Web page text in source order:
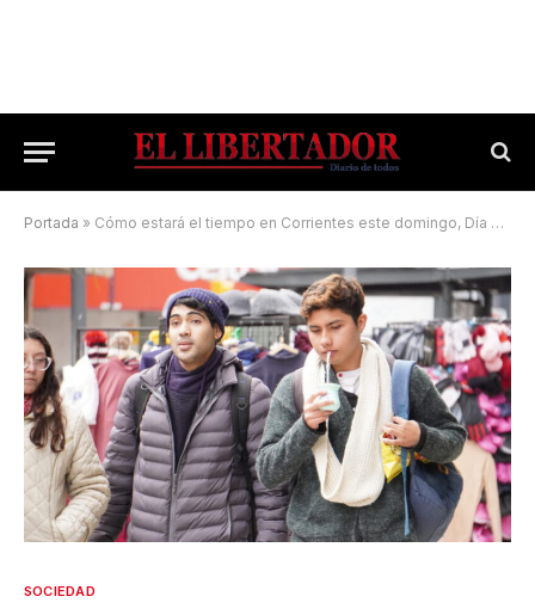
Portada » Cómo estará el tiempo en Corrientes este domingo, Día del Amigo
SOCIEDAD